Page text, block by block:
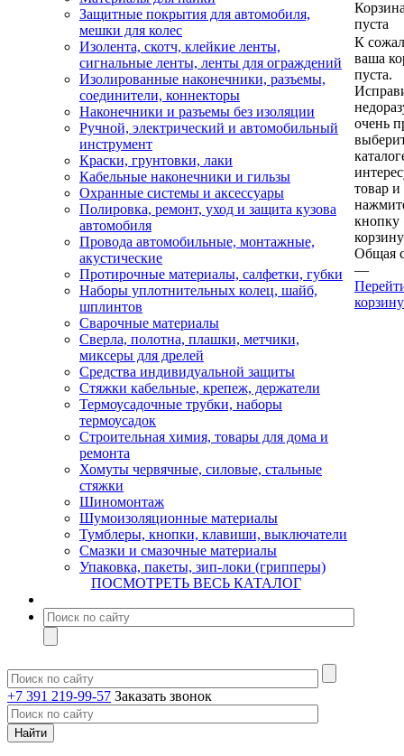
Защитные покрытия для автомобиля,
мешки для колес
Изолента, скотч, клейкие ленты,
сигнальные ленты, ленты для ограждений
Изолированные наконечники, разъемы,
соединители, коннекторы
Наконечники и разъемы без изоляции
Ручной, электрический и автомобильный
инструмент
Краски, грунтовки, лаки
Кабельные наконечники и гильзы
Охранные системы и аксессуары
Полировка, ремонт, уход и защита кузова
автомобиля
Провода автомобильные, монтажные,
акустические
Протирочные материалы, салфетки, губки
Наборы уплотнительных колец, шайб,
шплинтов
Сварочные материалы
Сверла, полотна, плашки, метчики,
миксеры для дрелей
Средства индивидуальной защиты
Стяжки кабельные, крепеж, держатели
Термоусадочные трубки, наборы
термоусадок
Строительная химия, товары для дома и
ремонта
Хомуты червячные, силовые, стальные
стяжки
Шиномонтаж
Шумоизоляционные материалы
Тумблеры, кнопки, клавиши, выключатели
Смазки и смазочные материалы
Упаковка, пакеты, зип-локи (грипперы)
ПОСМОТРЕТЬ ВЕСЬ КАТАЛОГ
+7 391 219-99-57 Заказать звонок
пуста
К
ваша
пуста.
очень
товар и
кнопку
Общая
—
корзину